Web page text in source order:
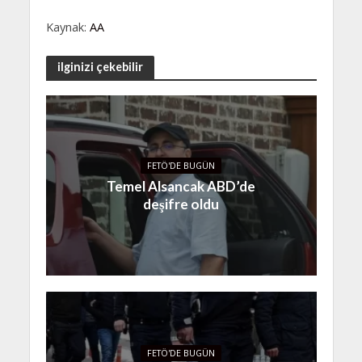
Kaynak: AA
ilginizi çekebilir
FETÖ'DE BUGÜN
Temel Alsancak ABD’de
deşifre oldu
FETÖ'DE BUGÜN